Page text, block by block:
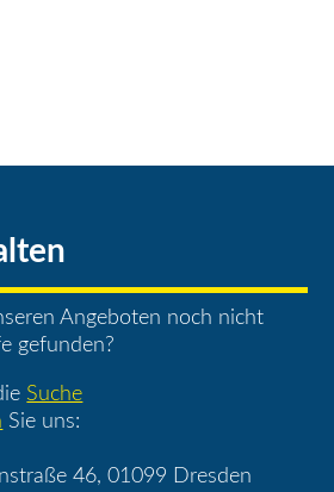
Angeboten noch nicht
gefunden?
Suche
Sie uns:
46, 01099 Dresden